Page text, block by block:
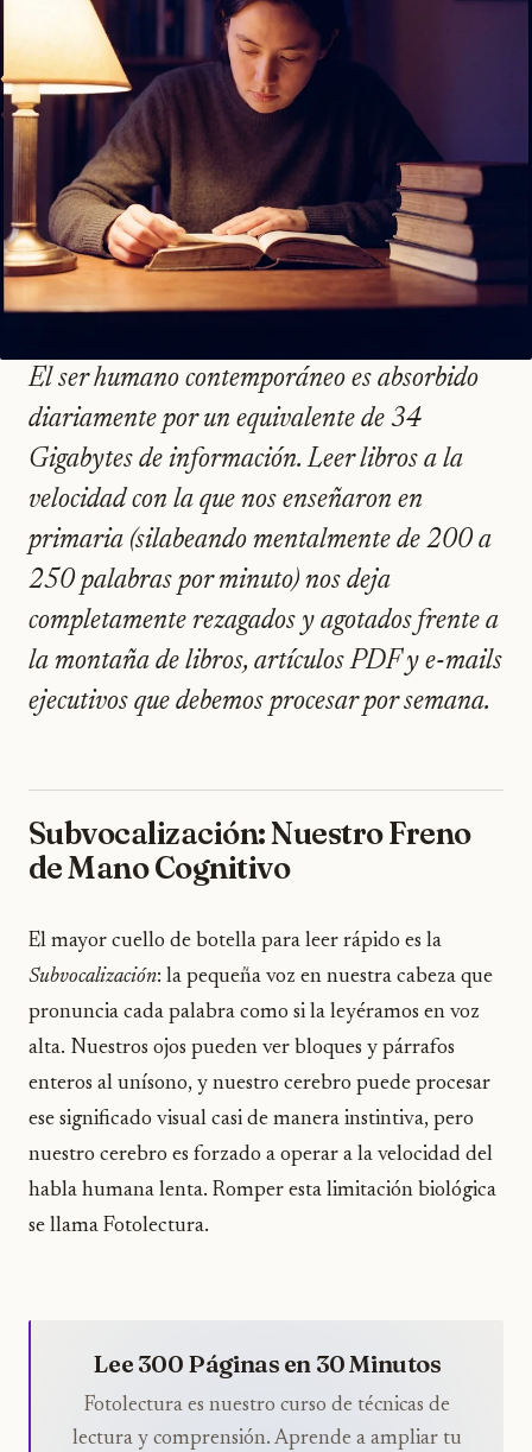
El ser humano contemporáneo es absorbido
diariamente por un equivalente de 34
Gigabytes de información. Leer libros a la
velocidad con la que nos enseñaron en
primaria (silabeando mentalmente de 200 a
250 palabras por minuto) nos deja
completamente rezagados y agotados frente a
la montaña de libros, artículos PDF y e-mails
ejecutivos que debemos procesar por semana.
Subvocalización: Nuestro Freno
de Mano Cognitivo
El mayor cuello de botella para leer rápido es la
Subvocalización: la pequeña voz en nuestra cabeza que
pronuncia cada palabra como si la leyéramos en voz
alta. Nuestros ojos pueden ver bloques y párrafos
enteros al unísono, y nuestro cerebro puede procesar
ese significado visual casi de manera instintiva, pero
nuestro cerebro es forzado a operar a la velocidad del
habla humana lenta. Romper esta limitación biológica
se llama Fotolectura.
Lee 300 Páginas en 30 Minutos
Fotolectura es nuestro curso de técnicas de
lectura y comprensión. Aprende a ampliar tu